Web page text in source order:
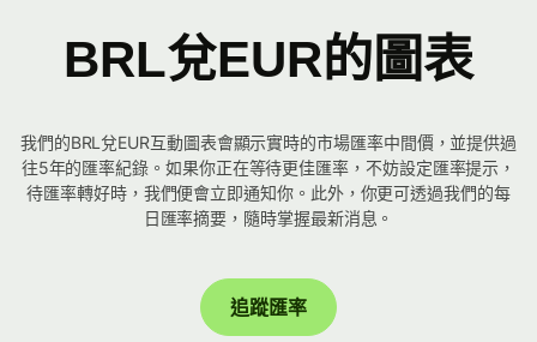
BRL兌EUR的圖表
我們的BRL兌EUR互動圖表會顯示實時的市場匯率中間價，並提供過
往5年的匯率紀錄。如果你正在等待更佳匯率，不妨設定匯率提示，
待匯率轉好時，我們便會立即通知你。此外，你更可透過我們的每
日匯率摘要，隨時掌握最新消息。
追蹤匯率